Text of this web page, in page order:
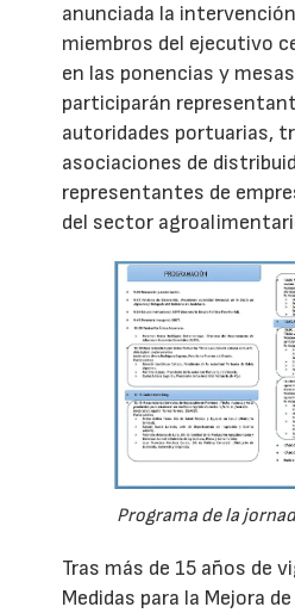
anunciada la
miembros del ejecutivo
en las ponencias y
participarán
autoridades portuarias,
asociaciones de
representantes de
del sector
Programa de la
Tras más de 15 años de
Medidas para la Mejora